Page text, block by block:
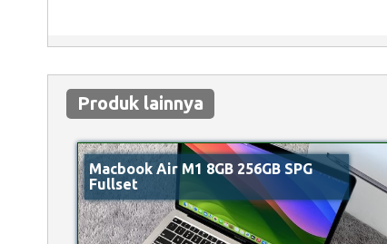
Produk lainnya
Macbook Air M1 8GB 256GB SPG
Fullset